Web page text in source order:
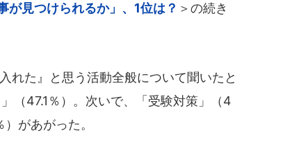
が見つけられるか」、1位は？ ＞の続き
れた』と思う活動全般について聞いたと
（47.1％）。次いで、「受験対策」（4
があがった。